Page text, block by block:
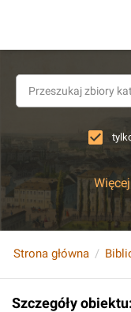
Strona główna
Szczegóły obiektu: